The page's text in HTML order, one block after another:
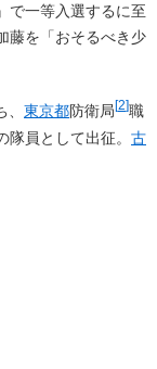
で一等入選するに至
藤を「おそるべき少
東京都防衛局[2]職
隊員として出征。 古